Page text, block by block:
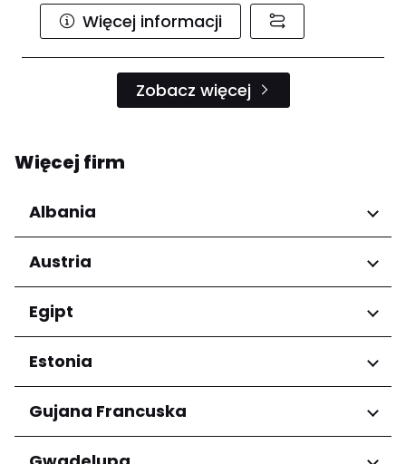
Więcej informacji
Zobacz więcej
Więcej firm
Albania
Regiony
Qarku i Tiranës
Austria
Regiony
Niederösterreich
Salzburg
Wien
Egipt
Regiony
Kair
Estonia
Regiony
Harju maakond
Gujana Francuska
Regiony